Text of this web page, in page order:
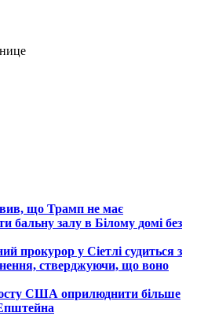
що Трамп не має
бальну залу в Білому домі без
прокурор у Сіетлі судиться з
стверджуючи, що воно
США оприлюднити більше